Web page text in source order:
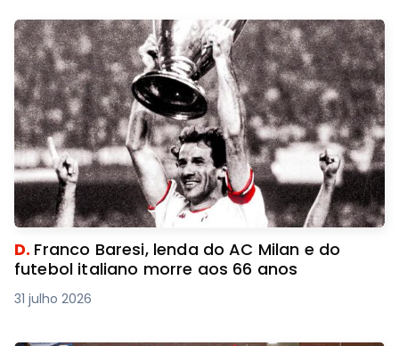
D. Franco Baresi, lenda do AC Milan e do
futebol italiano morre aos 66 anos
31 julho 2026